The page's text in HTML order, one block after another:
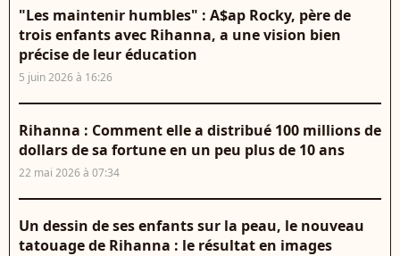
"Les maintenir humbles" : A$ap Rocky, père de
trois enfants avec Rihanna, a une vision bien
précise de leur éducation
5 juin 2026 à 16:26
Rihanna : Comment elle a distribué 100 millions de
dollars de sa fortune en un peu plus de 10 ans
22 mai 2026 à 07:34
Un dessin de ses enfants sur la peau, le nouveau
tatouage de Rihanna : le résultat en images